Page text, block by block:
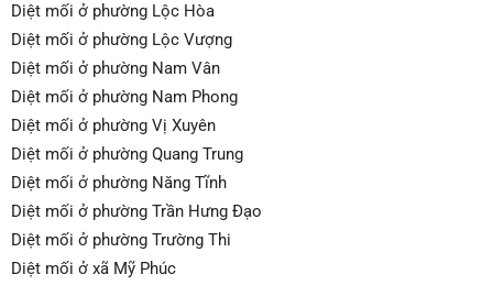
Diệt mối ở phường Lộc Hòa
Diệt mối ở phường Lộc Vượng
Diệt mối ở phường Nam Vân
Diệt mối ở phường Nam Phong
Diệt mối ở phường Vị Xuyên
Diệt mối ở phường Quang Trung
Diệt mối ở phường Năng Tĩnh
Diệt mối ở phường Trần Hưng Đạo
Diệt mối ở phường Trường Thi
Diệt mối ở xã Mỹ Phúc